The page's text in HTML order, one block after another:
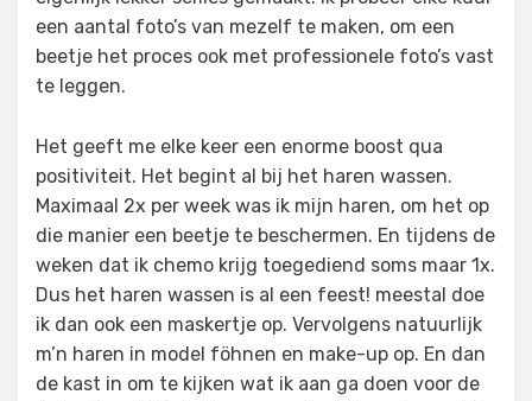
een aantal foto’s van mezelf te maken, om een
beetje het proces ook met professionele foto’s vast
te leggen.
Het geeft me elke keer een enorme boost qua
positiviteit. Het begint al bij het haren wassen.
Maximaal 2x per week was ik mijn haren, om het op
die manier een beetje te beschermen. En tijdens de
weken dat ik chemo krijg toegediend soms maar 1x.
Dus het haren wassen is al een feest! meestal doe
ik dan ook een maskertje op. Vervolgens natuurlijk
m’n haren in model föhnen en make-up op. En dan
de kast in om te kijken wat ik aan ga doen voor de